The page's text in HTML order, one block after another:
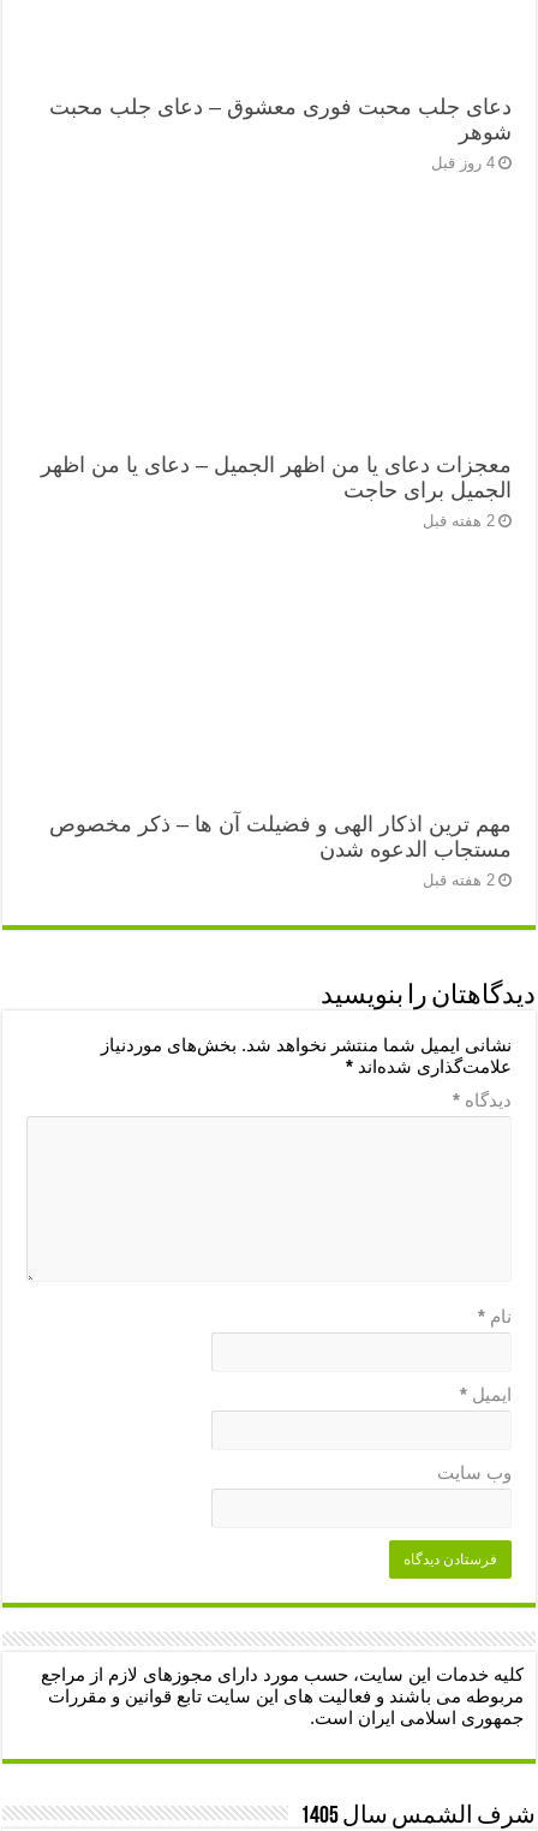
دعای جلب محبت فوری معشوق – دعای جلب محبت
شوهر
4 روز قبل
معجزات دعای یا من اظهر الجمیل – دعای یا من اظهر
الجمیل برای حاجت
2 هفته قبل
مهم ترین اذکار الهی و فضیلت آن ها – ذکر مخصوص
مستجاب الدعوه شدن
2 هفته قبل
دیدگاهتان را بنویسید
نشانی ایمیل شما منتشر نخواهد شد. بخش‌های موردنیاز
علامت‌گذاری شده‌اند*
دیدگاه*
نام*
ایمیل*
وب‌ سایت
کلیه خدمات این سایت، حسب مورد دارای مجوزهای لازم از مراجع
مربوطه می باشند و فعالیت های این سایت تابع قوانین و مقررات
جمهوری اسلامی ایران است.
شرف الشمس سال 1405